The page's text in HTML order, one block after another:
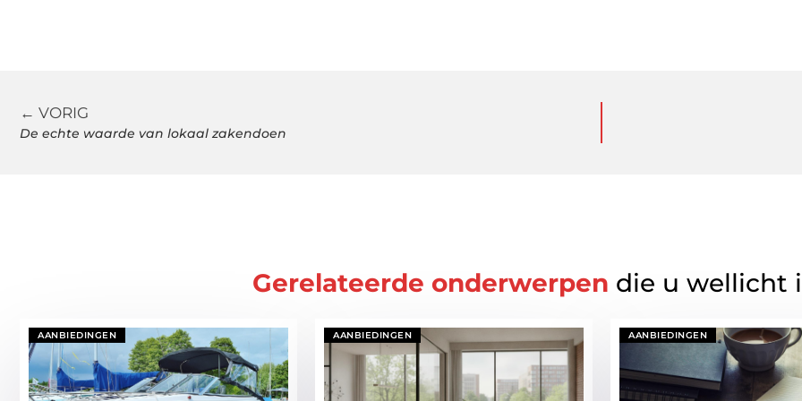
← VORIG
De echte waarde van lokaal zakendoen
Gerelateerde onderwerpen die u wellicht
AANBIEDINGEN AANBIEDINGEN AANBIEDINGEN